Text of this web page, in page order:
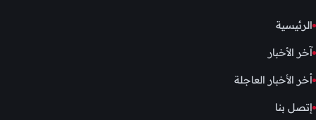
الرئيسية
آخر الأخبار
أخر الأخبار العاجلة
إتصل بنا